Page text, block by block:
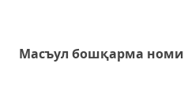
Масъул бошқарма номи